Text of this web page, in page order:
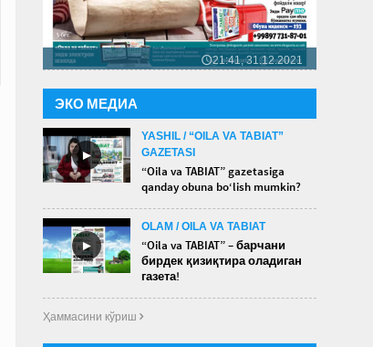
🕔21:41, 31.12.2021
ЭКО МЕДИА
►
YASHIL / “OILA VA TABIAT”
GAZETASI
“Oila va TABIAT” gazetasiga
qanday obuna bo‘lish mumkin?
►
OLAM / OILA VA TABIAT
“Oila va TABIAT” – барчани
бирдек қизиқтира оладиган
газета!
Ҳаммасини кўриш 